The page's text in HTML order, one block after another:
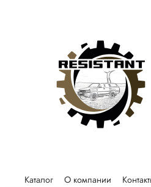
Каталог О компании